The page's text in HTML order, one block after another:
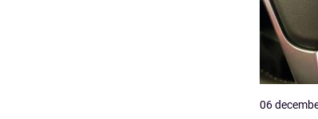
06